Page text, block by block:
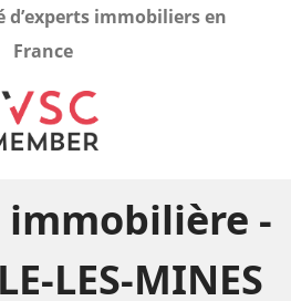
d’experts immobiliers en
France
immobilière -
LES-MINES